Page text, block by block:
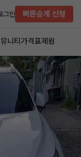
그인 빠른승계 신청
니티 가격표제원